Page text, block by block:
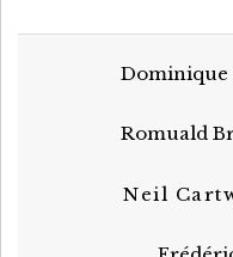
Dominique
Romuald
Neil